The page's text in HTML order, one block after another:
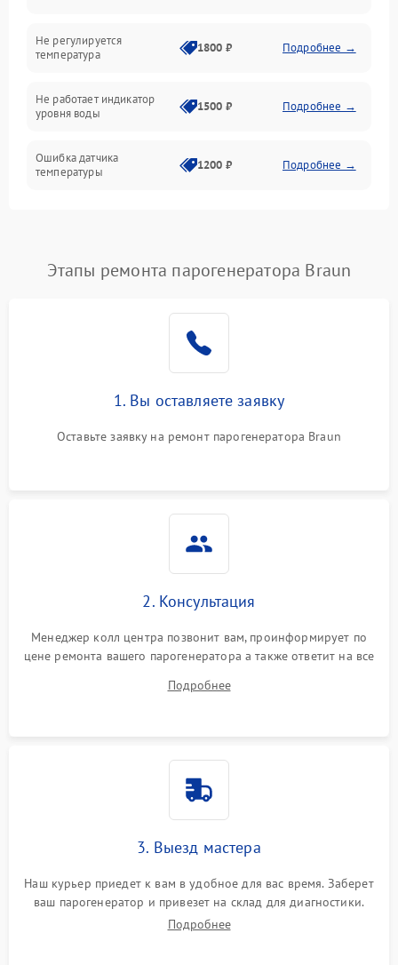
Не регулируется
температура
1800 ₽ Подробнее →
Не работает индикатор
уровня воды
1500 ₽ Подробнее →
Ошибка датчика
температуры
1200 ₽ Подробнее →
Ошибка платы управления Подробнее →
1200 ₽
Не подает пар 1800 ₽ Подробнее →
Этапы ремонта парогенератора Braun
1. Вы оставляете заявку
Оставьте заявку на ремонт парогенератора Braun
2. Консультация
Менеджер колл центра позвонит вам, проинформирует по
цене ремонта вашего парогенератора а также ответит на все
Подробнее
3. Выезд мастера
Наш курьер приедет к вам в удобное для вас время. Заберет
ваш парогенератор и привезет на склад для диагностики.
Подробнее